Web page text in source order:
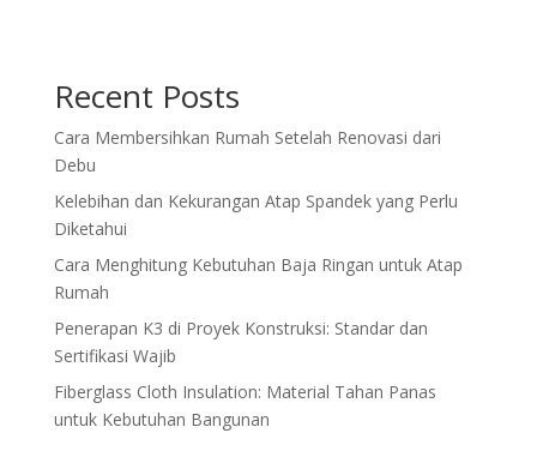
Recent Posts
Cara Membersihkan Rumah Setelah Renovasi dari
Debu
Kelebihan dan Kekurangan Atap Spandek yang Perlu
Diketahui
Cara Menghitung Kebutuhan Baja Ringan untuk Atap
Rumah
Penerapan K3 di Proyek Konstruksi: Standar dan
Sertifikasi Wajib
Fiberglass Cloth Insulation: Material Tahan Panas
untuk Kebutuhan Bangunan